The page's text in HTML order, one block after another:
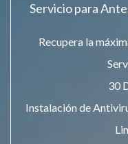
Servicio para
Recupera la
30
Instalación de